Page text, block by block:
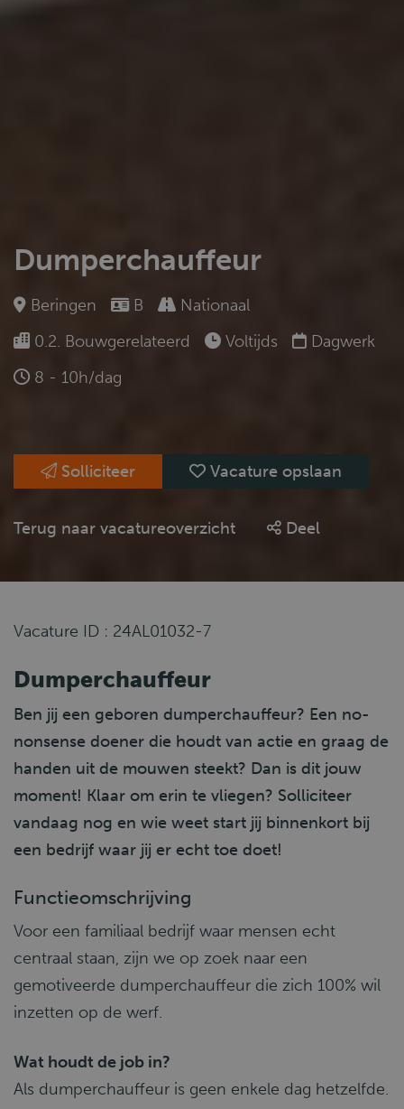
Dumperchauffeur
Beringen B
Nationaal
0.2. Bouwgerelateerd
Voltijds
Dagwerk
8 - 10h/dag
Solliciteer Vacature opslaan
Terug naar vacatureoverzicht Deel
Vacature ID : 24AL01032-7
Dumperchauffeur
Ben jij een geboren dumperchauffeur? Een no-
nonsense doener die houdt van actie en graag de
handen uit de mouwen steekt? Dan is dit jouw
moment! Klaar om erin te vliegen? Solliciteer
vandaag nog en wie weet start jij binnenkort bij
een bedrijf waar jij er echt toe doet!
Functieomschrijving
Voor een familiaal bedrijf waar mensen echt
centraal staan, zijn we op zoek naar een
gemotiveerde dumperchauffeur die zich 100% wil
inzetten op de werf.
Wat houdt de job in?
Als dumperchauffeur is geen enkele dag hetzelfde.